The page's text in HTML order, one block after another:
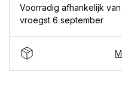
Voorradig afhankelijk
vroegst 6 september